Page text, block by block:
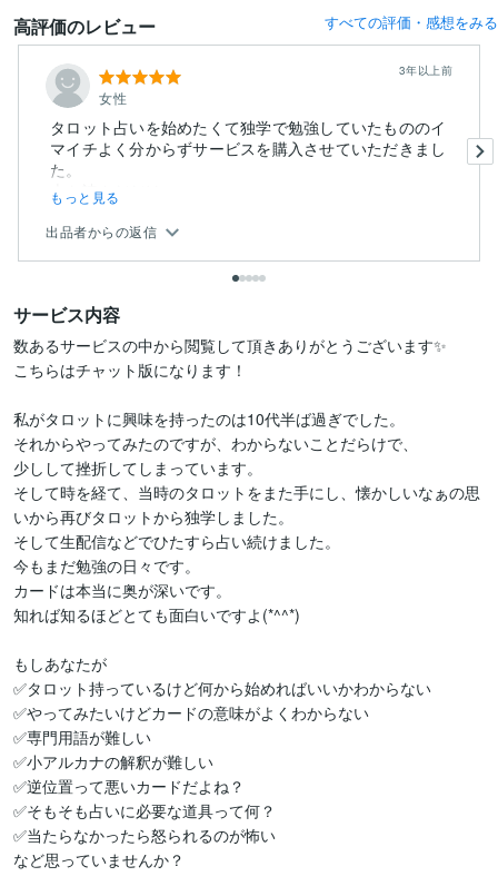
高評価のレビュー すべての評価・感想をみる
女性
3年以上前
タロット占いを始めたくて独学で勉強していたもののイ
マイチよく分からずサービスを購入させていただきまし
た。
本を読んだだけ...
もっと見る
出品者からの返信
サービス内容
数あるサービスの中から閲覧して頂きありがとうございます✨
こちらはチャット版になります！
私がタロットに興味を持ったのは10代半ば過ぎでした。
それからやってみたのですが、わからないことだらけで、
少しして挫折してしまっています。
そして時を経て、当時のタロットをまた手にし、懐かしいなぁの思
いから再びタロットから独学しました。
そして生配信などでひたすら占い続けました。
今もまだ勉強の日々です。
カードは本当に奥が深いです。
知れば知るほどとても面白いですよ(*^^*)
もしあなたが
✅タロット持っているけど何から始めればいいかわからない
✅やってみたいけどカードの意味がよくわからない
✅専門用語が難しい
✅小アルカナの解釈が難しい
✅逆位置って悪いカードだよね？
✅そもそも占いに必要な道具って何？
✅当たらなかったら怒られるのが怖い
など思っていませんか？